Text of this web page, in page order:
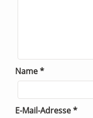
Name*
E-Mail-Adresse*